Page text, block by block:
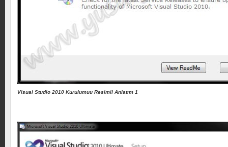
Visual Studio 2010 Kurulumuu Resimli Anlatım 1